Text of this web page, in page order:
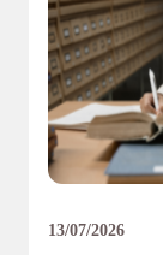
13/07/2026